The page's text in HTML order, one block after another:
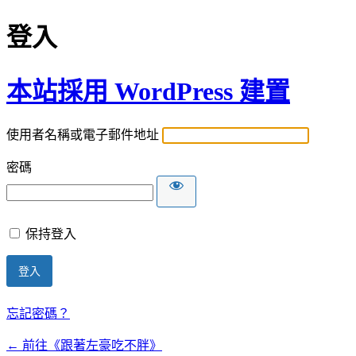
登入
本站採用 WordPress 建置
使用者名稱或電子郵件地址
密碼
保持登入
忘記密碼？
← 前往《跟著左豪吃不胖》